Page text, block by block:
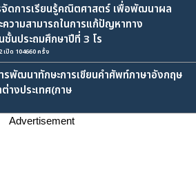
ดการเรียนรู้คณิตศาสตร์ เพื่อพัฒนาผล
วามสามารถในการแก้ปัญหาทาง
นประถมศึกษาปีที่ 3 โร
เปิด 104660 ครั้ง
รพัฒนาทักษะการเขียนคำศัพท์ภาษาอังกฤษ
างประเทศ(ภาษ
Advertisement